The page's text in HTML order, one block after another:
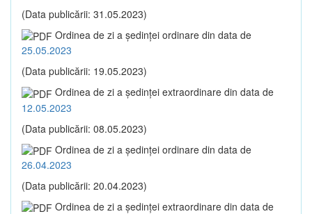
(Data publicării: 31.05.2023)
Ordinea de zi a şedinţei ordinare din data de
25.05.2023
(Data publicării: 19.05.2023)
Ordinea de zi a şedinţei extraordinare din data de
12.05.2023
(Data publicării: 08.05.2023)
Ordinea de zi a şedinţei ordinare din data de
26.04.2023
(Data publicării: 20.04.2023)
Ordinea de zi a şedinţei extraordinare din data de